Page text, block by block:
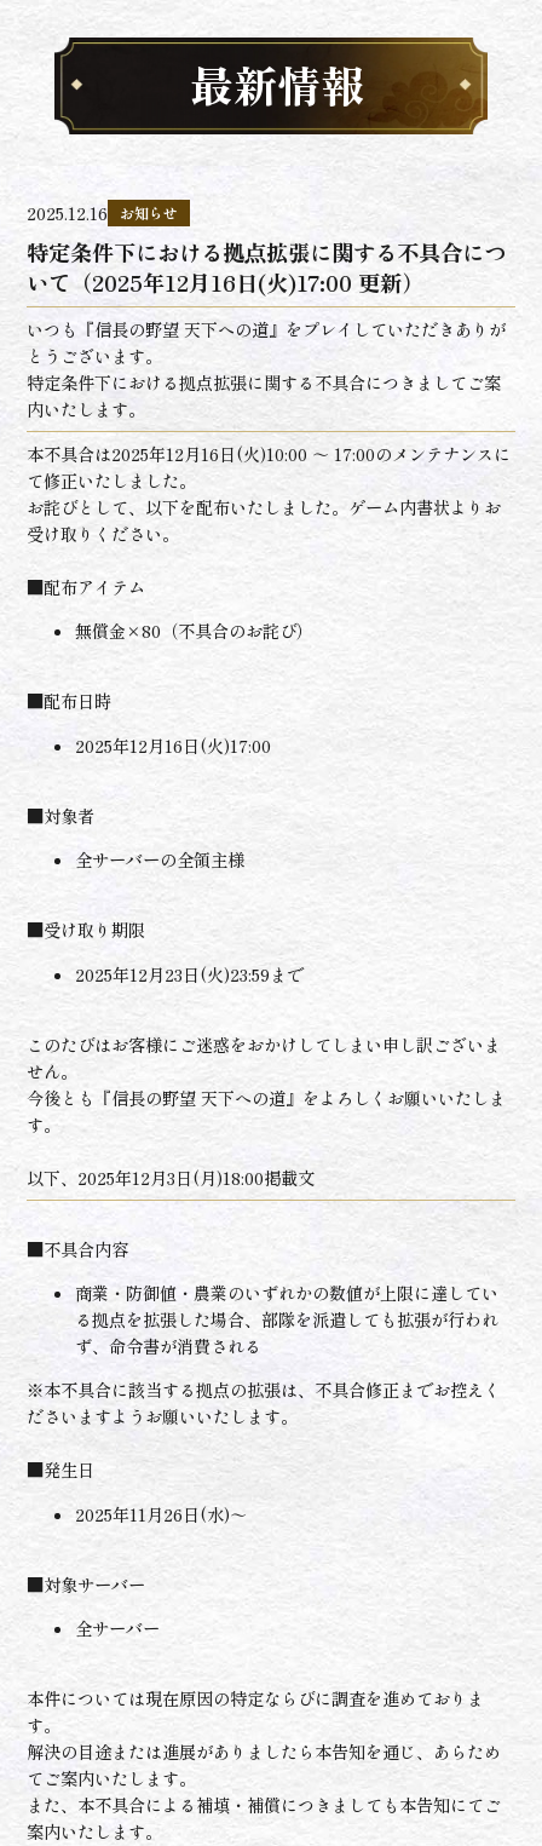
最新情報
2025.12.16 お知らせ
特定条件下における拠点拡張に関する不具合につ
いて（2025年12月16日(火)17:00 更新）
いつも『信長の野望 天下への道』をプレイしていただきありが
とうございます。
特定条件下における拠点拡張に関する不具合につきましてご案
内いたします。
本不具合は2025年12月16日(火)10:00 ～ 17:00のメンテナンスに
て修正いたしました。
お詫びとして、以下を配布いたしました。ゲーム内書状よりお
受け取りください。
■配布アイテム
無償金×80（不具合のお詫び）
■配布日時
2025年12月16日(火)17:00
■対象者
全サーバーの全領主様
■受け取り期限
2025年12月23日(火)23:59まで
このたびはお客様にご迷惑をおかけしてしまい申し訳ございま
せん。
今後とも『信長の野望 天下への道』をよろしくお願いいたしま
す。
以下、2025年12月3日(月)18:00掲載文
■不具合内容
商業・防御値・農業のいずれかの数値が上限に達してい
る拠点を拡張した場合、部隊を派遣しても拡張が行われ
ず、命令書が消費される
※本不具合に該当する拠点の拡張は、不具合修正までお控えく
ださいますようお願いいたします。
■発生日
2025年11月26日(水)～
■対象サーバー
全サーバー
本件については現在原因の特定ならびに調査を進めておりま
す。
解決の目途または進展がありましたら本告知を通じ、あらため
てご案内いたします。
また、本不具合による補填・補償につきましても本告知にてご
案内いたします。